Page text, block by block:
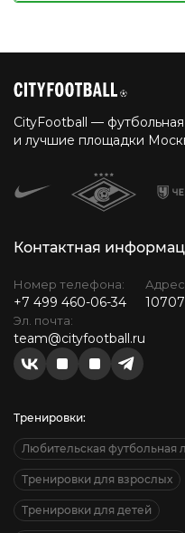
CityFootball — футбольная
и лучшие площадки
Контактная
Номер телефона:
+7 499 460-06-34
Эл. почта:
team@cityfootball.ru
Тренировки:
Любительская футбольная
Тренировки для взрослых
Тренировки для детей